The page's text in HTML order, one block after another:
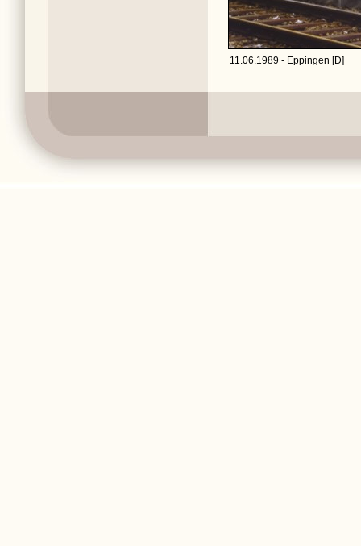
11.06.1989 - Eppingen [D]